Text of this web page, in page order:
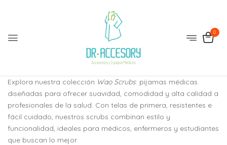
0
Explora nuestra colección Wao Scrubs: pijamas médicas
diseñadas para ofrecer suavidad, comodidad y alta calidad a
profesionales de la salud. Con telas de primera, resistentes e
fácil cuidado, nuestros scrubs combinan estilo y
funcionalidad, ideales para médicos, enfermeros y estudiantes
que buscan lo mejor